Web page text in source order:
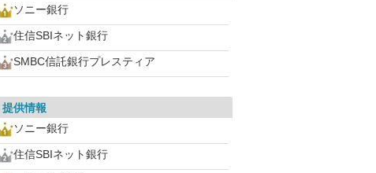
ソニー銀行
住信SBIネット銀行
SMBC信託銀行プレスティア
提供情報
ソニー銀行
住信SBIネット銀行